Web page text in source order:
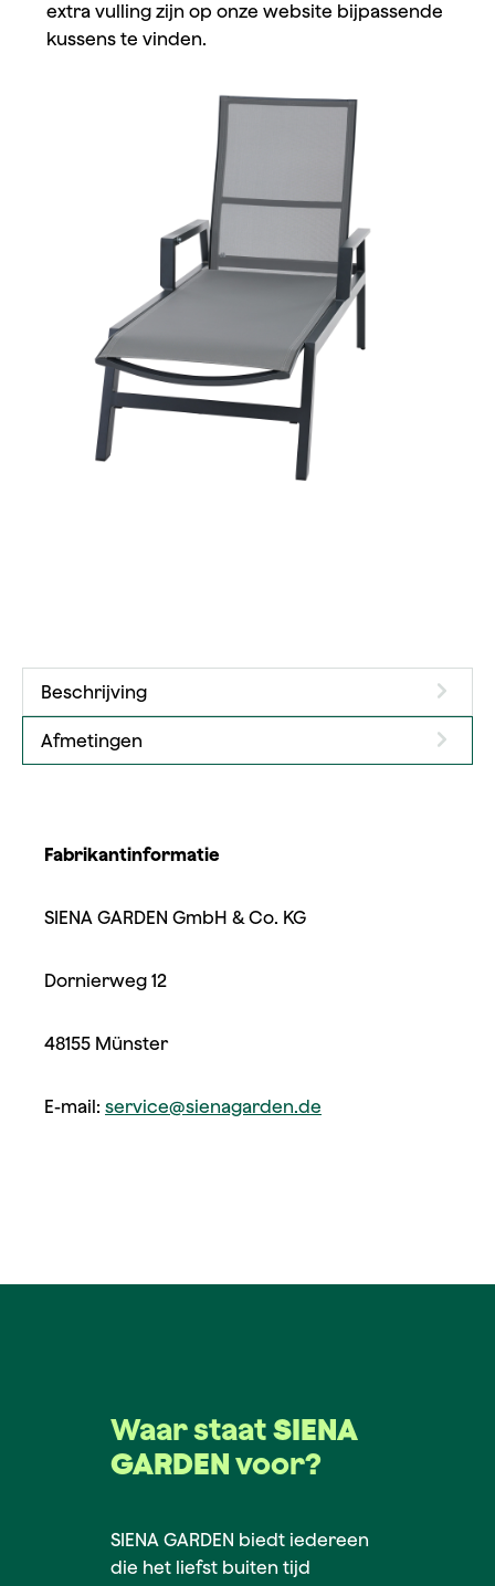
extra vulling zijn op onze website bijpassende
kussens te vinden.
Beschrijving
Afmetingen
Fabrikantinformatie
SIENA GARDEN GmbH & Co. KG
Dornierweg 12
48155 Münster
E-mail: service@sienagarden.de
Waar staatSIENA
GARDENvoor?
SIENA GARDEN biedt iedereen
die het liefst buiten tijd